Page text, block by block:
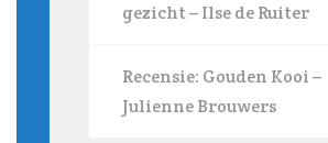
gezicht – Ilse de Ruiter
Recensie: Gouden Kooi –
Julienne Brouwers